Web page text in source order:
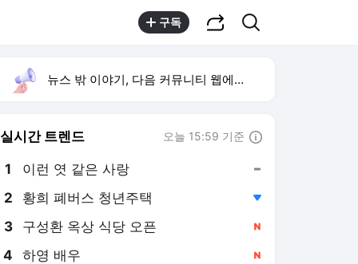
구독
뉴스 밖 이야기, 다음 커뮤니티 웹에서 보기
실시간 트렌드 오늘 15:59 기준
1 이런 엿 같은 사랑
2 황희 폐버스 청년주택
4 하영 배우